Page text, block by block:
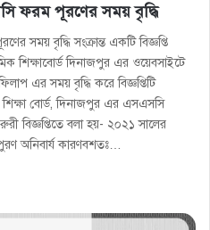
ফরম পূরণের সময় বৃদ্ধি
সময় বৃদ্ধি সংক্রান্ত একটি বিজ্ঞপ্তি
শিক্ষাবোর্ড দিনাজপুর এর ওয়েবসাইটে
এর সময় বৃদ্ধি করে বিজ্ঞপ্তিটি
বাের্ড, দিনাজপুর এর এসএসসি
বিজ্ঞপ্তিতে বলা হয়- ২০২১ সালের
অনিবার্য কারণবশতঃ…